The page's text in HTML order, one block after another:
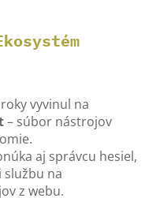
vyvinul na
– súbor nástrojov
aj správcu hesiel,
službu na
z webu.